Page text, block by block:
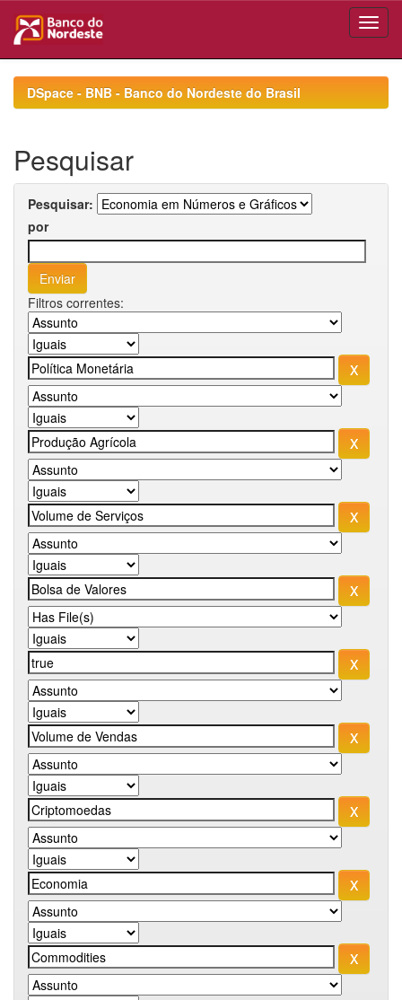
navigationDSpace - BNB - Banco do Nordeste do Brasil
Pesquisar
Pesquisar:
por
Filtros correntes: